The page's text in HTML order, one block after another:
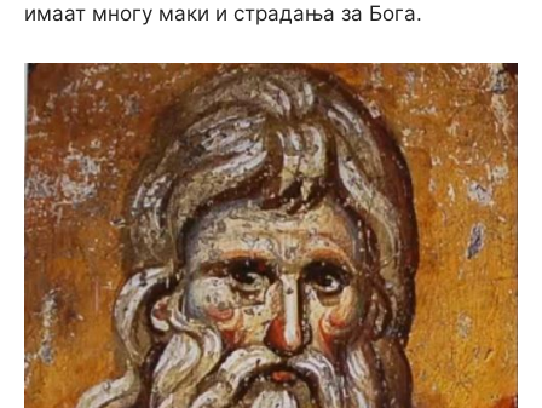
имаат многу маки и страдања за Бога.